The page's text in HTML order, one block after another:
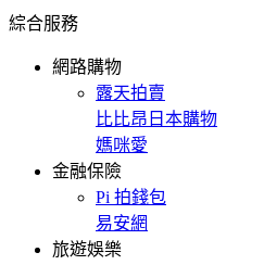
綜合服務
網路購物
露天拍賣
比比昂日本購物
媽咪愛
金融保險
Pi 拍錢包
易安網
旅遊娛樂